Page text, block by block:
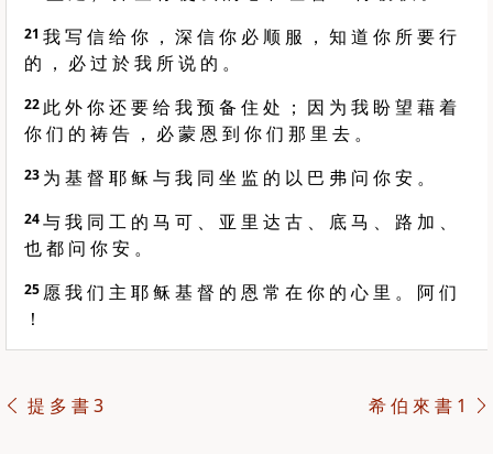
21 我 写 信 给 你 ， 深 信 你 必 顺 服 ， 知 道 你 所 要 行
的 ， 必 过 於 我 所 说 的 。
22 此 外 你 还 要 给 我 预 备 住 处 ； 因 为 我 盼 望 藉 着
你 们 的 祷 告 ， 必 蒙 恩 到 你 们 那 里 去 。
23 为 基 督 耶 稣 与 我 同 坐 监 的 以 巴 弗 问 你 安 。
24与 我 同 工 的 马 可 、 亚 里 达 古 、 底 马 、 路 加 、
也 都 问 你 安 。
25 愿 我 们 主 耶 稣 基 督 的 恩 常 在 你 的 心 里 。 阿 们
！
提 多 書 3 希 伯 來 書 1